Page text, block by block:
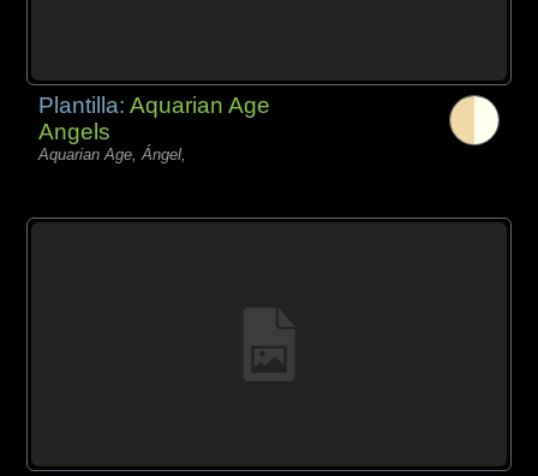
Plantilla:Aquarian Age
Angels
Aquarian Age, Ángel,